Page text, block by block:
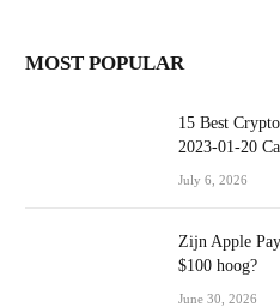
MOST POPULAR
15 Best
2023-01-20
July 6, 2026
Zijn Apple
$100 hoog?
June 30, 2026